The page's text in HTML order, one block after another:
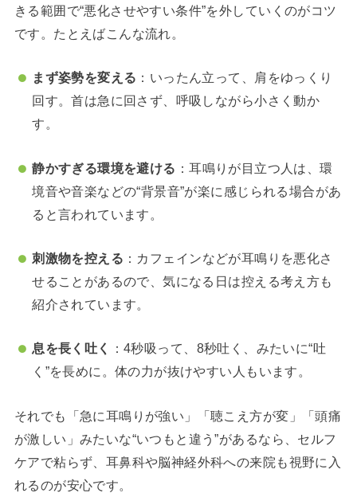
きる範囲で“悪化させやすい条件”を外していくのがコツ
です。たとえばこんな流れ。
まず姿勢を変える ：いったん立って、肩をゆっくり
回す。首は急に回さず、呼吸しながら小さく動か
す。
静かすぎる環境を避ける ：耳鳴りが目立つ人は、環
境音や音楽などの“背景音”が楽に感じられる場合があ
ると言われています。
刺激物を控える ：カフェインなどが耳鳴りを悪化さ
せることがあるので、気になる日は控える考え方も
紹介されています。
息を長く吐く
：4秒吸って、8秒吐く、みたいに“吐
く”を長めに。体の力が抜けやすい人もいます。
それでも「急に耳鳴りが強い」「聴こえ方が変」「頭痛
が激しい」みたいな“いつもと違う”があるなら、セルフ
ケアで粘らず、耳鼻科や脳神経外科への来院も視野に入
れるのが安心です。